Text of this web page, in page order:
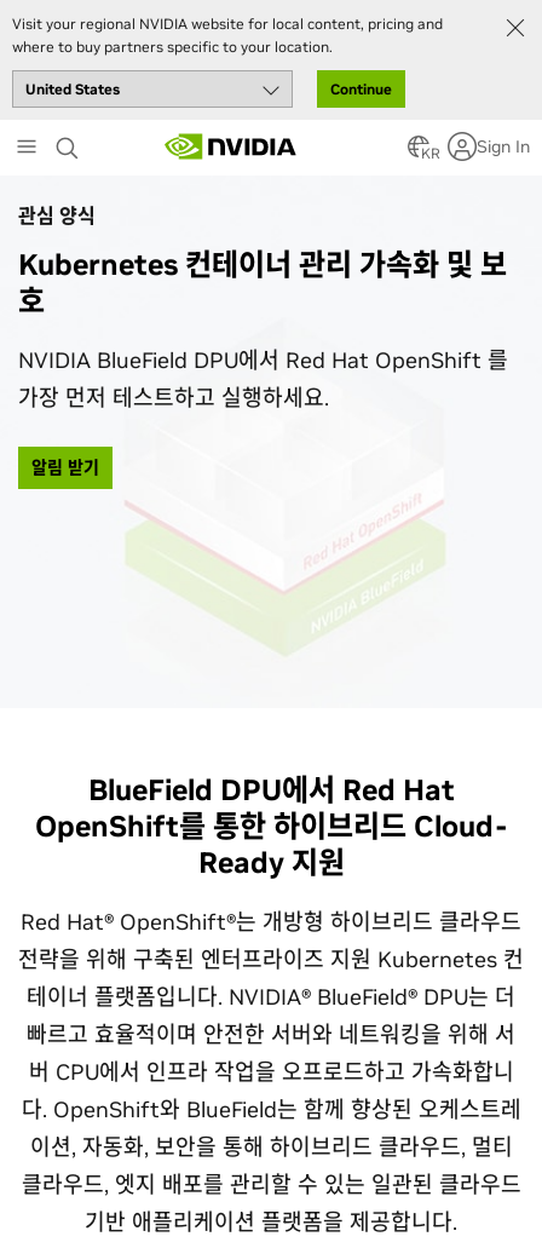
Visit your regional NVIDIA website for local content, pricing and
where to buy partners specific to your location.
Continue
to
content
KR Sign In
관심 양식
Kubernetes 컨테이너 관리 가속화 및 보
호
NVIDIA BlueField DPU에서 Red Hat OpenShift 를
가장 먼저 테스트하고 실행하세요.
알림 받기
BlueField DPU에서 Red Hat
OpenShift를 통한 하이브리드 Cloud-
Ready 지원
Red Hat® OpenShift®는 개방형 하이브리드 클라우드
전략을 위해 구축된 엔터프라이즈 지원 Kubernetes 컨
테이너 플랫폼입니다. NVIDIA® BlueField® DPU는 더
빠르고 효율적이며 안전한 서버와 네트워킹을 위해 서
버 CPU에서 인프라 작업을 오프로드하고 가속화합니
다. OpenShift와 BlueField는 함께 향상된 오케스트레
이션, 자동화, 보안을 통해 하이브리드 클라우드, 멀티
클라우드, 엣지 배포를 관리할 수 있는 일관된 클라우드
기반 애플리케이션 플랫폼을 제공합니다.